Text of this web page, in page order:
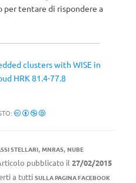
per tentare di rispondere a
clusters with WISE in
HRK 81.4-77.8
STELLARI, MNRAS, NUBE
pubblicato il 27/02/2015
a tutti SULLA PAGINA FACEBOOK